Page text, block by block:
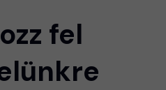
fel